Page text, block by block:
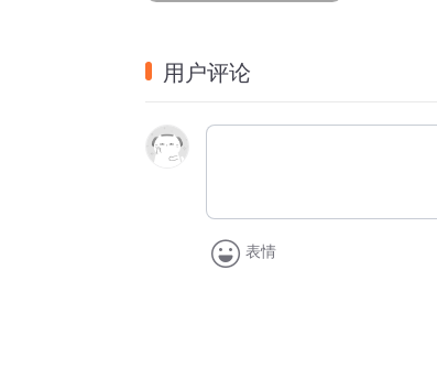
用户评论
表情